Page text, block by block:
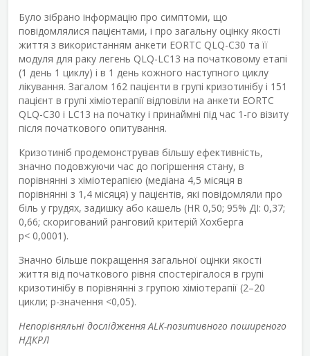
Було зібрано інформацію про симптоми, що
повідомлялися пацієнтами, і про загальну оцінку якості
життя з використанням анкети EORTC QLQ-C30 та її
модуля для раку легень QLQ-LC13 на початковому етапі
(1 день 1 циклу) і в 1 день кожного наступного циклу
лікування. Загалом 162 пацієнти в групі кризотинібу і 151
пацієнт в групі хіміотерапії відповіли на анкети EORTC
QLQ-C30 і LC13 на початку і принаймні під час 1-го візиту
після початкового опитування.
Кризотиніб продемонстрував більшу ефективність,
значно подовжуючи час до погіршення стану, в
порівнянні з хіміотерапією (медіана 4,5 місяця в
порівнянні з 1,4 місяця) у пацієнтів, які повідомляли про
біль у грудях, задишку або кашель (HR 0,50; 95% ДІ: 0,37;
0,66; скоригований ранговий критерій Хохберга
p< 0,0001).
Значно більше покращення загальної оцінки якості
життя від початкового рівня спостерігалося в групі
кризотинібу в порівнянні з групою хіміотерапії (2–20
цикли; р-значення <0,05).
Непорівняльні дослідження ALK-позитивного поширеного
НДКРЛ